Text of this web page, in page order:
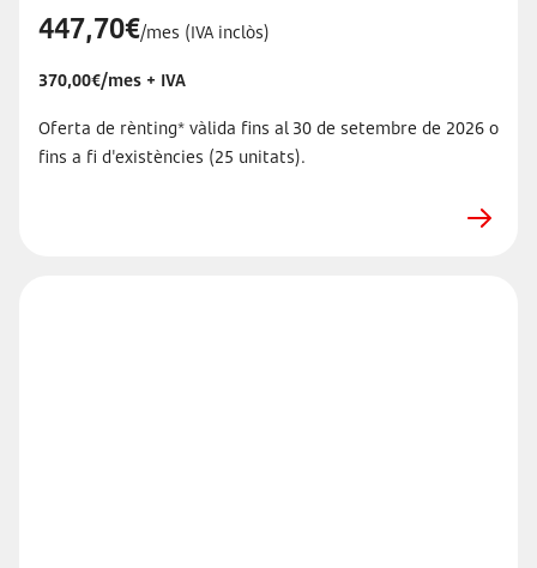
447,70€/mes (IVA inclòs)
370,00€/mes + IVA
Oferta de rènting* vàlida fins al 30 de setembre de 2026 o
fins a fi d'existències (25 unitats).